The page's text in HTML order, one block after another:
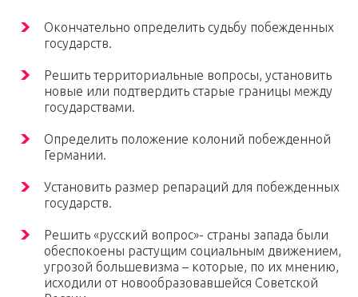
Окончательно определить судьбу побежденных
государств.
Решить территориальные вопросы, установить
новые или подтвердить старые границы между
государствами.
Определить положение колоний побежденной
Германии.
Установить размер репараций для побежденных
государств.
Решить «русский вопрос»- страны запада были
обеспокоены растущим социальным движением,
угрозой большевизма – которые, по их мнению,
исходили от новообразовавшейся Советской